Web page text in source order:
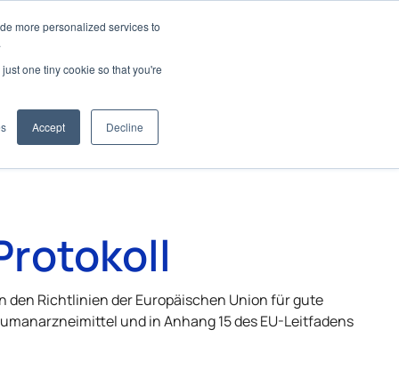
more personalized services to
one tiny cookie so that you're
Accept Decline
den Richtlinien der Europäischen Union für gute
und in Anhang 15 des EU-Leitfadens